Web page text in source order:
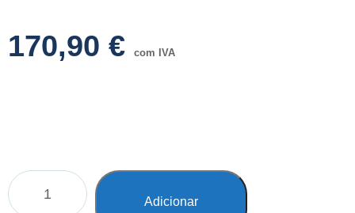
170,90 € com IVA
Adicionar